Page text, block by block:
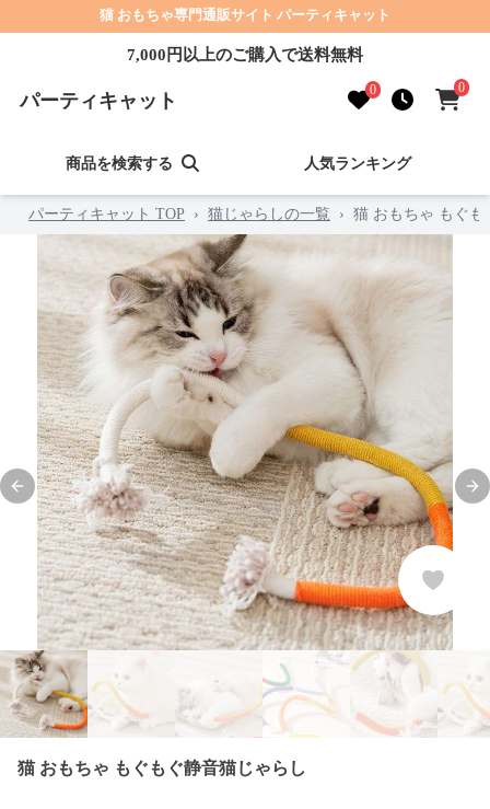
猫 おもちゃ専門通販サイト パーティキャット
7,000円以上のご購入で送料無料
パーティキャット 0 0
商品を検索する 人気ランキング
パーティキャット TOP › 猫じゃらしの一覧 › 猫 おもちゃ もぐも
Previous slide
猫 おもちゃ もぐもぐ静音猫じゃらし